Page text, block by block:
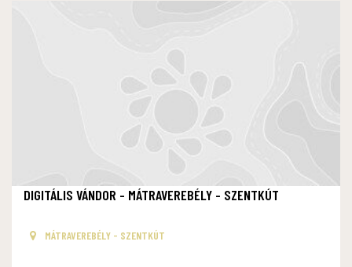
DIGITÁLIS VÁNDOR - MÁTRAVEREBÉLY - SZENTKÚT
MÁTRAVEREBÉLY - SZENTKÚT